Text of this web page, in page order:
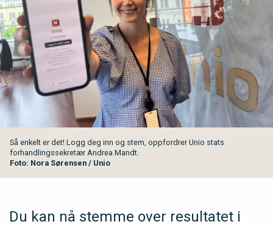
Så enkelt er det! Logg deg inn og stem, oppfordrer Unio stats
forhandlingssekretær Andrea Mandt.
Foto: Nora Sørensen / Unio
Du kan nå stemme over resultatet i